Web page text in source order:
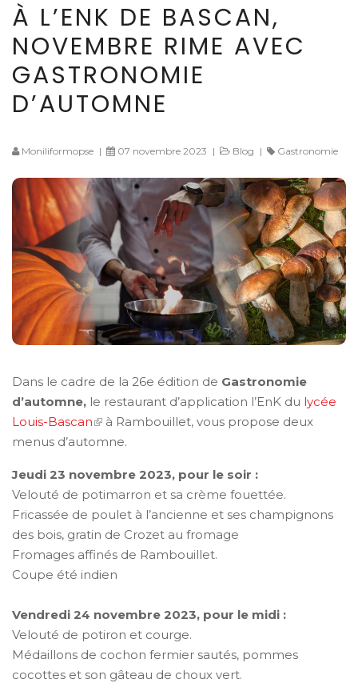
À L’ENK DE BASCAN,
NOVEMBRE RIME AVEC
GASTRONOMIE
D’AUTOMNE
Moniliformopse | 07 novembre 2023 | Blog | Gastronomie
Dans le cadre de la 26e édition de Gastronomie
d’automne, le restaurant d’application l’EnK du lycée
Louis-Bascan
à Rambouillet, vous propose deux
menus d’automne.
Jeudi 23 novembre 2023, pour le soir :
Velouté de potimarron et sa crème fouettée.
Fricassée de poulet à l’ancienne et ses champignons
des bois, gratin de Crozet au fromage
Fromages affinés de Rambouillet.
Coupe été indien
Vendredi 24 novembre 2023, pour le midi :
Velouté de potiron et courge.
Médaillons de cochon fermier sautés, pommes
cocottes et son gâteau de choux vert.